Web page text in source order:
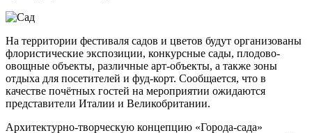
На территории фестиваля садов и цветов будут организованы
флористические экспозиции, конкурсные сады, плодово-
овощные объекты, различные арт-объекты, а также зоны
отдыха для посетителей и фуд-корт. Сообщается, что в
качестве почётных гостей на мероприятии ожидаются
представители Италии и Великобритании.
Архитектурно-творческую концепцию «Города-сада»